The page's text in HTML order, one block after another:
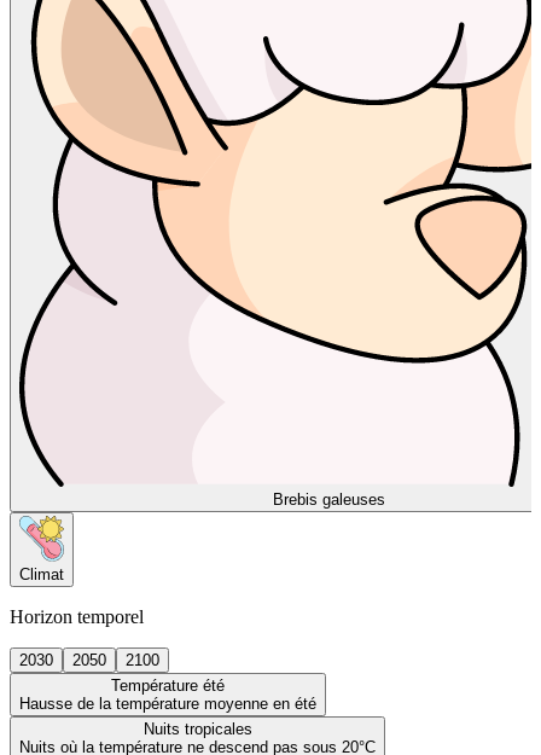
Brebis galeuses
Climat
Horizon temporel
2030 2050
2100
Température été
Hausse de la température moyenne en été
Nuits tropicales
Nuits où la température ne descend pas sous 20°C